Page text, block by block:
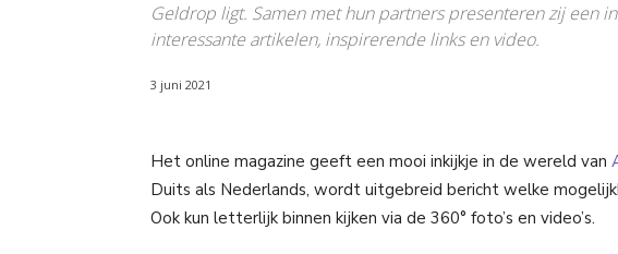
Geldrop ligt. Samen met hun partners presenteren zij een
interessante artikelen, inspirerende links en video.
3 juni 2021
Het online magazine geeft een mooi inkijkje in de wereld van
Duits als Nederlands, wordt uitgebreid bericht welke
Ook kun letterlijk binnen kijken via de 360° foto’s en video’s.